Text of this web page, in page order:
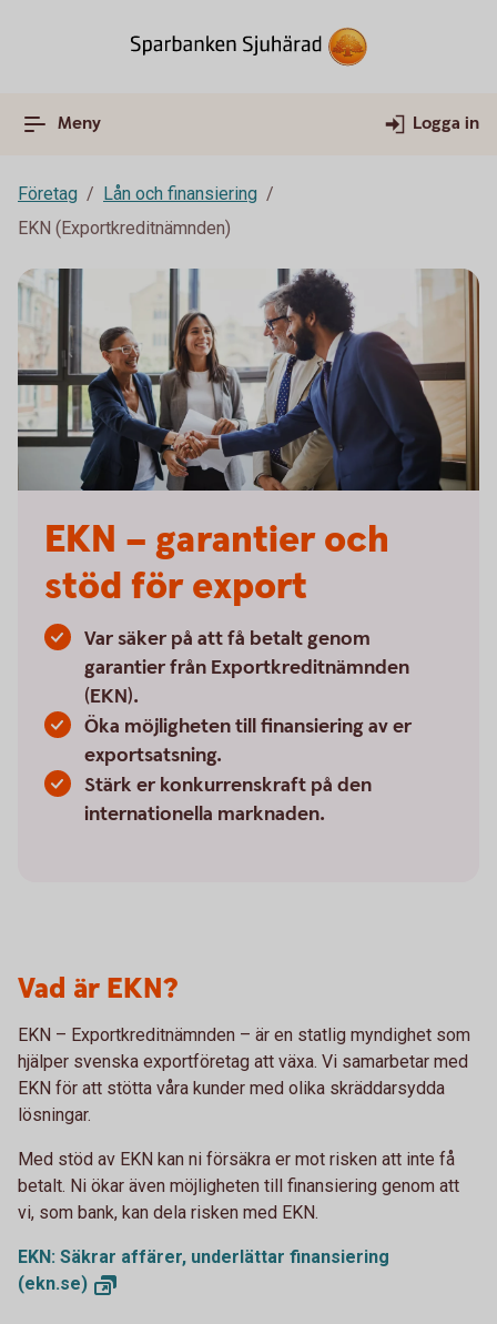
Meny Logga in
Företag
Lån och finansiering
EKN (Exportkreditnämnden)
EKN – garantier och
stöd för export
Var säker på att få betalt genom
garantier från Exportkreditnämnden
(EKN).
Öka möjligheten till finansiering av er
exportsatsning.
Stärk er konkurrenskraft på den
internationella marknaden.
Vad är EKN?
EKN – Exportkreditnämnden – är en statlig myndighet som
hjälper svenska exportföretag att växa. Vi samarbetar med
EKN för att stötta våra kunder med olika skräddarsydda
lösningar.
Med stöd av EKN kan ni försäkra er mot risken att inte få
betalt. Ni ökar även möjligheten till finansiering genom att
vi, som bank, kan dela risken med EKN.
EKN: Säkrar affärer, underlättar finansiering
(ekn.se)